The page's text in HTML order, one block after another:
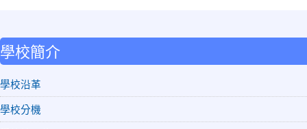
學校簡介
學校沿革
學校分機